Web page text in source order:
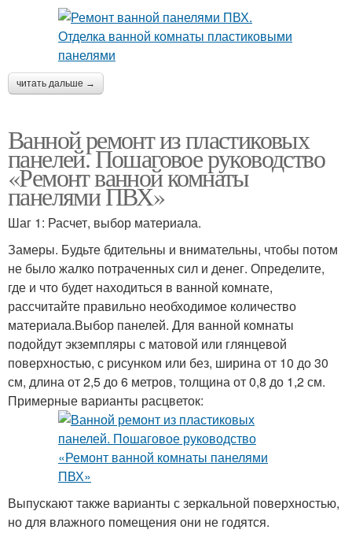
читать дальше →
Ванной ремонт из пластиковых
панелей. Пошаговое руководство
«Ремонт ванной комнаты
панелями ПВХ»
Шаг 1: Расчет, выбор материала.
Замеры. Будьте бдительны и внимательны, чтобы потом
не было жалко потраченных сил и денег. Определите,
где и что будет находиться в ванной комнате,
рассчитайте правильно необходимое количество
материала.Выбор панелей. Для ванной комнаты
подойдут экземпляры с матовой или глянцевой
поверхностью, с рисунком или без, ширина от 10 до 30
см, длина от 2,5 до 6 метров, толщина от 0,8 до 1,2 см.
Примерные варианты расцветок:
Выпускают также варианты с зеркальной поверхностью,
но для влажного помещения они не годятся.